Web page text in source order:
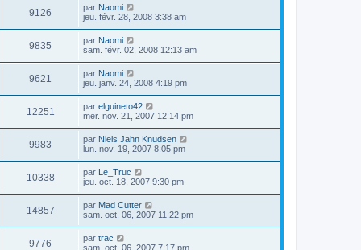
9126 par Naomi
jeu. févr. 28, 2008 3:38 am
9835 par Naomi
sam. févr. 02, 2008 12:13 am
9621 par Naomi
jeu. janv. 24, 2008 4:19 pm
12251 par elguineto42
mer. nov. 21, 2007 12:14 pm
9983 par Niels Jahn Knudsen
lun. nov. 19, 2007 8:05 pm
10338 par Le_Truc
jeu. oct. 18, 2007 9:30 pm
14857 par Mad Cutter
sam. oct. 06, 2007 11:22 pm
9776 par trac
sam. oct. 06, 2007 7:17 pm